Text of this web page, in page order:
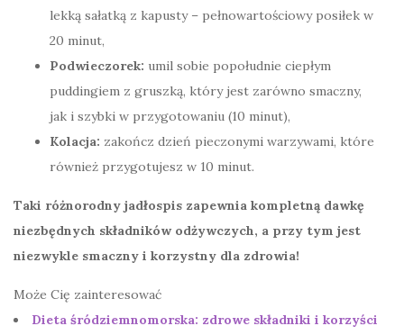
lekką sałatką z kapusty – pełnowartościowy posiłek w
20 minut,
Podwieczorek: umil sobie popołudnie ciepłym
puddingiem z gruszką, który jest zarówno smaczny,
jak i szybki w przygotowaniu (10 minut),
Kolacja: zakończ dzień pieczonymi warzywami, które
również przygotujesz w 10 minut.
Taki różnorodny jadłospis zapewnia kompletną dawkę
niezbędnych składników odżywczych, a przy tym jest
niezwykle smaczny i korzystny dla zdrowia!
Może Cię zainteresować
Dieta śródziemnomorska: zdrowe składniki i korzyści